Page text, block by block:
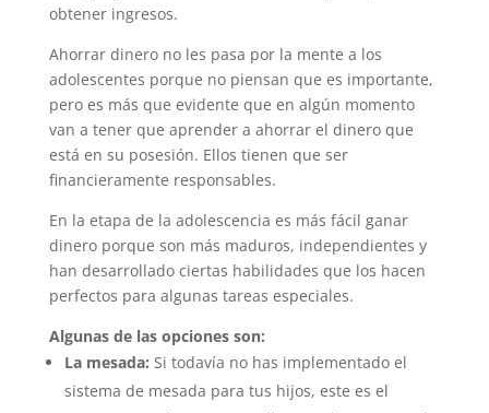
obtener ingresos.
Ahorrar dinero no les pasa por la mente a los
adolescentes porque no piensan que es importante,
pero es más que evidente que en algún momento
van a tener que aprender a ahorrar el dinero que
está en su posesión. Ellos tienen que ser
financieramente responsables.
En la etapa de la adolescencia es más fácil ganar
dinero porque son más maduros, independientes y
han desarrollado ciertas habilidades que los hacen
perfectos para algunas tareas especiales.
Algunas de las opciones son:
La mesada: Si todavía no has implementado el
sistema de mesada para tus hijos, este es el